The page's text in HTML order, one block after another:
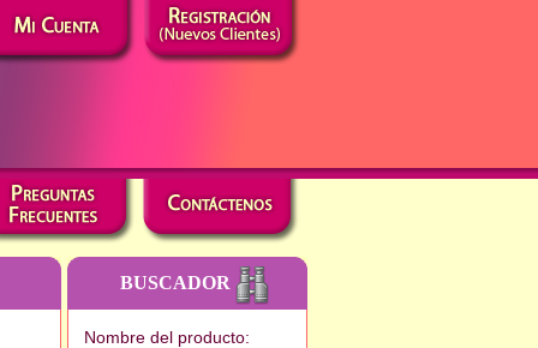
BUSCADOR
Nombre del producto: